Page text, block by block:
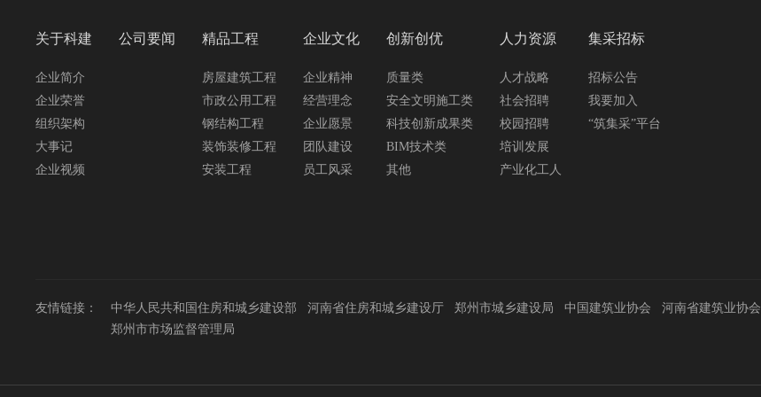
关于科建
企业简介
企业荣誉
组织架构
大事记
企业视频
公司要闻 精品工程
房屋建筑工程
市政公用工程
钢结构工程
装饰装修工程
安装工程
企业文化
企业精神
经营理念
企业愿景
团队建设
员工风采
创新创优
质量类
安全文明施工类
科技创新成果类
BIM技术类
其他
人力资源
人才战略
社会招聘
校园招聘
培训发展
产业化工人
集采招标
招标公告
我要加入
“筑集采”平台
友情链接： 中华人民共和国住房和城乡建设部 河南省住房和城乡建设厅 郑州市城乡建设局 中国建筑业协会 河南省建筑业协会
郑州市市场监督管理局